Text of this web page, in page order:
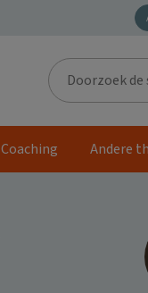
Doorzoek
de
site
Coaching Andere